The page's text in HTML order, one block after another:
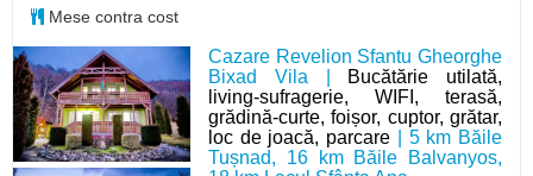
Cazare Revelion Sfantu Gheorghe
Bixad Vila |
Bucătărie utilată,
living-sufragerie, WIFI, terasă,
grădină-curte, foișor, cuptor, grătar,
loc de joacă, parcare | 5 km Băile
Tușnad, 16 km Băile Balvanyos,
Mese contra cost